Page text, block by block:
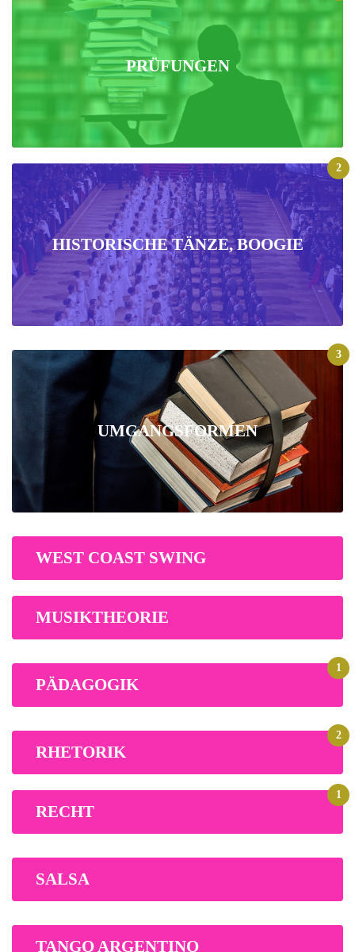
PRÜFUNGEN
HISTORISCHE TÄNZE, BOOGIE
2
UMGANGSFORMEN
3
WEST COAST SWING
MUSIKTHEORIE
PÄDAGOGIK
1
RHETORIK
2
RECHT
1
SALSA
TANGO ARGENTINO